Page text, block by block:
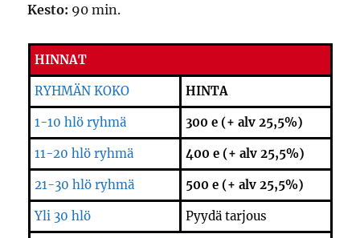
Kesto: 90 min.
HINNAT
RYHMÄN KOKO HINTA
1-10 hlö ryhmä 300 e (+ alv 25,5%)
11-20 hlö ryhmä 400 e (+ alv 25,5%)
21-30 hlö ryhmä 500 e (+ alv 25,5%)
Yli 30 hlö Pyydä tarjous